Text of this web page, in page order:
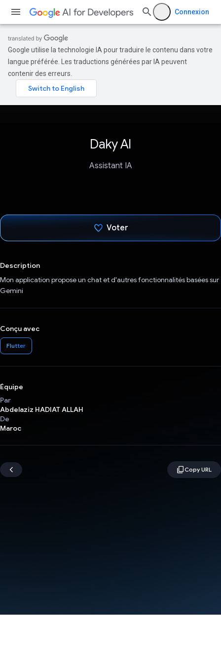
Connexion
Google utilise la technologie IA pour traduire le contenu dans votre
langue préférée. Les traductions générées par IA peuvent
contenir des erreurs.
Daky AI
Assistant IA
Voter
Description
Mon application propose un chat et d'autres fonctionnalités basées sur
Gemini
Conçu avec
Flutter
Équipe
Par
Abdelaziz HADIAT ALLAH
De
Maroc